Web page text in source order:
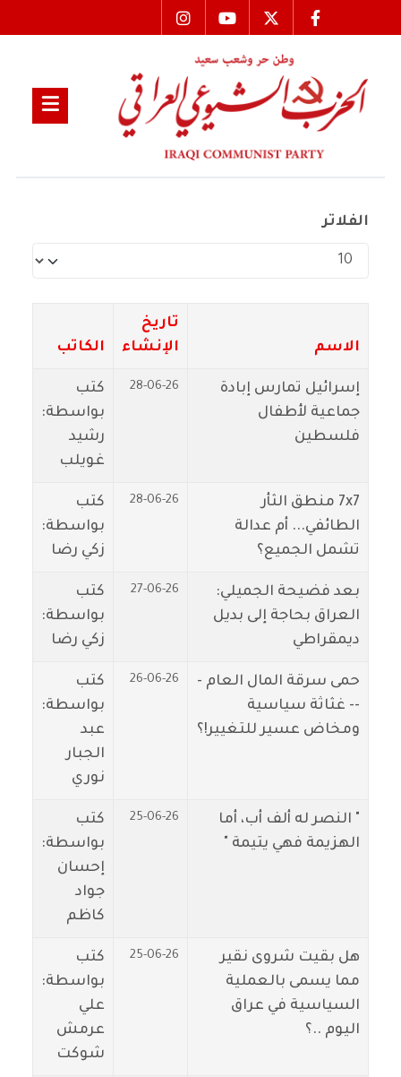
الفلاتر
عدد الإظهارات:
الاسم
تاريخ
الإنشاء
الكاتب
إسرائيل تمارس إبادة
جماعية لأطفال
فلسطين
28-06-26
كتب
بواسطة:
رشيد
غويلب
7x7 منطق الثأر
الطائفي... أم عدالة
تشمل الجميع؟
28-06-26
كتب
بواسطة:
زكي رضا
بعد فضيحة الجميلي:
العراق بحاجة إلى بديل
ديمقراطي
27-06-26
كتب
بواسطة:
زكي رضا
حمى سرقة المال العام -
-- غثاثة سياسية
ومخاض عسير للتغيير!؟
26-06-26
كتب
بواسطة:
عبد
الجبار
نوري
" النصر له ألف أب، أما
الهزيمة فهي يتيمة "
25-06-26
كتب
بواسطة:
إحسان
جواد
كاظم
هل بقيت شروى نقير
مما يسمى بالعملية
السياسية في عراق
اليوم ..؟
25-06-26
كتب
بواسطة:
علي
عرمش
شوكت